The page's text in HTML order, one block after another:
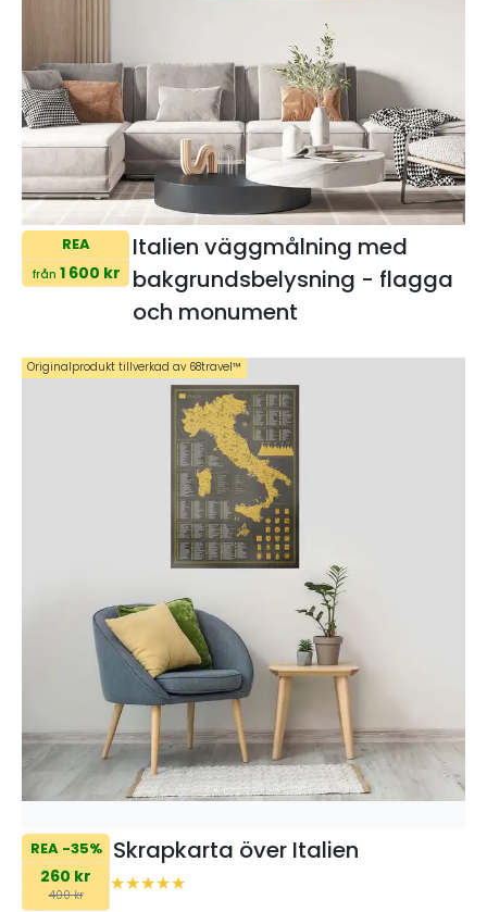
REA
från 1 600 kr
Italien väggmålning med
bakgrundsbelysning - flagga
och monument
REA -35%
260 kr
400 kr
Skrapkarta över Italien
Originalprodukt tillverkad av 68travel™️